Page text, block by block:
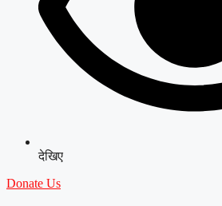
देखिए
Donate Us